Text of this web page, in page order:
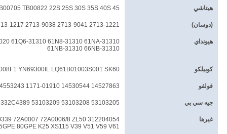
هيتاشي TB00822 22S 25S 30S 35S 40S 45
(دوسان) 2713-1221 2713-9041 2713-9038 2713-1217 2713-1219 2713-0032 2713-1236
هيونداي
61Q6-31310 61N8-31310 61NA-31310
61NB-31310 66NB-31310
كوبيلكو YN69300IL LQ61B01003S001 SK60
فولفو 14527863 14530544 1171-01910 14553243 14553244
جيه سي بي 53103205 53103208 53103209 332C4388 332C4389
غيرها
72A0007 72A0006/8 ZL50 312204054
80GPE K25 XS115 V39 V51 V59 V61